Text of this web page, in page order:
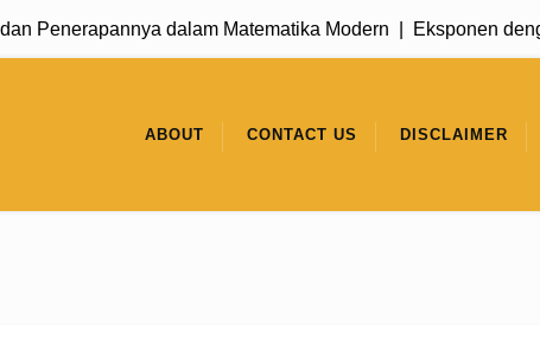
Penerapannya dalam Matematika Modern |Eksponen
ABOUT CONTACT US DISCLAIMER